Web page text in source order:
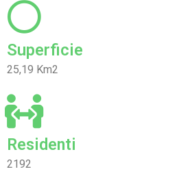
Superficie
25,19 Km2
Residenti
2192